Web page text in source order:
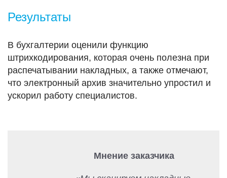
Результаты
В бухгалтерии оценили функцию
штрихкодирования, которая очень полезна при
распечатывании накладных, а также отмечают,
что электронный архив значительно упростил и
ускорил работу специалистов.
Мнение заказчика